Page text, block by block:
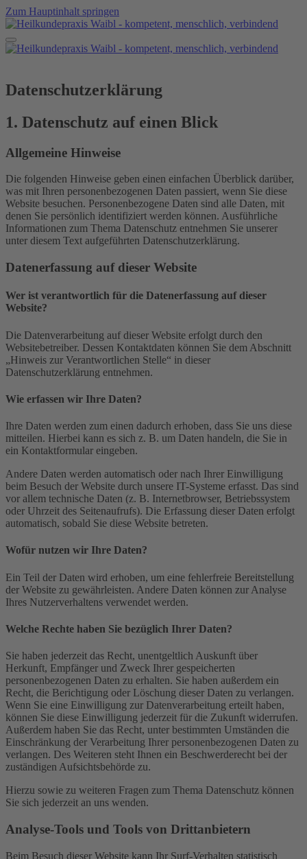
Zum Hauptinhalt springen
Datenschutzerklärung
1. Datenschutz auf einen Blick
Allgemeine Hinweise
Die folgenden Hinweise geben einen einfachen Überblick darüber,
was mit Ihren personenbezogenen Daten passiert, wenn Sie diese
Website besuchen. Personenbezogene Daten sind alle Daten, mit
denen Sie persönlich identifiziert werden können. Ausführliche
Informationen zum Thema Datenschutz entnehmen Sie unserer
unter diesem Text aufgeführten Datenschutzerklärung.
Datenerfassung auf dieser Website
Wer ist verantwortlich für die Datenerfassung auf dieser
Website?
Die Datenverarbeitung auf dieser Website erfolgt durch den
Websitebetreiber. Dessen Kontaktdaten können Sie dem Abschnitt
„Hinweis zur Verantwortlichen Stelle“ in dieser
Datenschutzerklärung entnehmen.
Wie erfassen wir Ihre Daten?
Ihre Daten werden zum einen dadurch erhoben, dass Sie uns diese
mitteilen. Hierbei kann es sich z. B. um Daten handeln, die Sie in
ein Kontaktformular eingeben.
Andere Daten werden automatisch oder nach Ihrer Einwilligung
beim Besuch der Website durch unsere IT-Systeme erfasst. Das sind
vor allem technische Daten (z. B. Internetbrowser, Betriebssystem
oder Uhrzeit des Seitenaufrufs). Die Erfassung dieser Daten erfolgt
automatisch, sobald Sie diese Website betreten.
Wofür nutzen wir Ihre Daten?
Ein Teil der Daten wird erhoben, um eine fehlerfreie Bereitstellung
der Website zu gewährleisten. Andere Daten können zur Analyse
Ihres Nutzerverhaltens verwendet werden.
Welche Rechte haben Sie bezüglich Ihrer Daten?
Sie haben jederzeit das Recht, unentgeltlich Auskunft über
Herkunft, Empfänger und Zweck Ihrer gespeicherten
personenbezogenen Daten zu erhalten. Sie haben außerdem ein
Recht, die Berichtigung oder Löschung dieser Daten zu verlangen.
Wenn Sie eine Einwilligung zur Datenverarbeitung erteilt haben,
können Sie diese Einwilligung jederzeit für die Zukunft widerrufen.
Außerdem haben Sie das Recht, unter bestimmten Umständen die
Einschränkung der Verarbeitung Ihrer personenbezogenen Daten zu
verlangen. Des Weiteren steht Ihnen ein Beschwerderecht bei der
zuständigen Aufsichtsbehörde zu.
Hierzu sowie zu weiteren Fragen zum Thema Datenschutz können
Sie sich jederzeit an uns wenden.
Analyse-Tools und Tools von Dritt­anbietern
Beim Besuch dieser Website kann Ihr Surf-Verhalten statistisch